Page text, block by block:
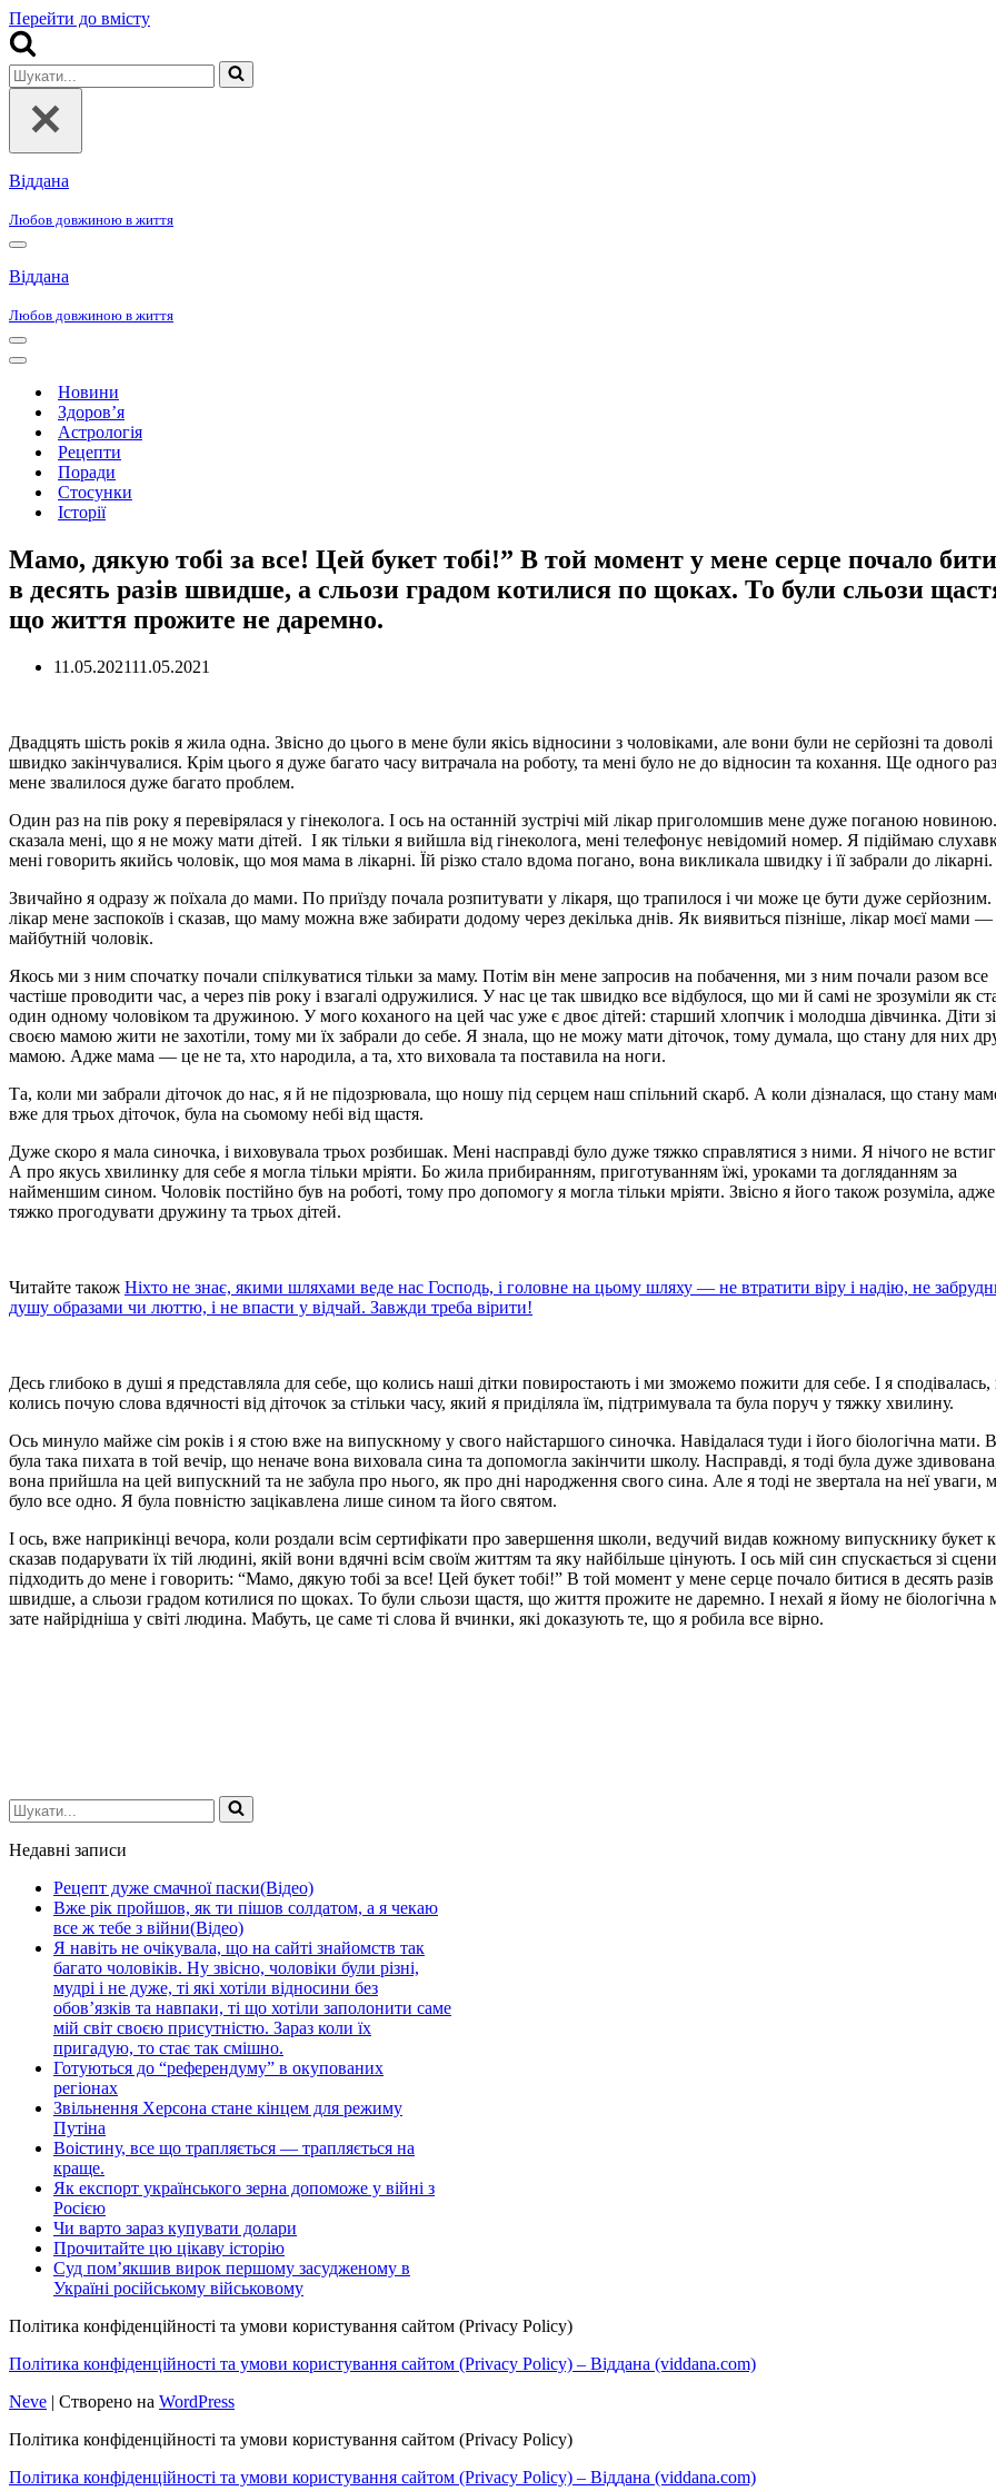
Перейти до вмісту
Шукати...
Віддана
Любов довжиною в життя
Меню
навігації
Віддана
Любов довжиною в життя
Меню
навігації
Меню
навігаціїНовини
Здоров’я
Астрологія
Рецепти
Поради
Стосунки
Історії
Мамо, дякую тобі за все! Цей букет тобі!” В той момент у мене серце почало
в десять разів швидше, а сльози градом котилися по щоках. То були сльози
що життя прожите не даремно.
11.05.202111.05.2021
Двадцять шість років я жила одна. Звісно до цього в мене були якісь відносини з чоловіками, але вони були не серйозні та доволі
швидко закінчувалися. Крім цього я дуже багато часу витрачала на роботу, та мені було не до відносин та кохання. Ще одного
мене звалилося дуже багато проблем.
Один раз на пів року я перевірялася у гінеколога. І ось на останній зустрічі мій лікар приголомшив мене дуже поганою
сказала мені, що я не можу мати дітей. І як тільки я вийшла від гінеколога, мені телефонує невідомий номер. Я підіймаю
мені говорить якийсь чоловік, що моя мама в лікарні. Їй різко стало вдома погано, вона викликала швидку і її забрали до лікарні.
Звичайно я одразу ж поїхала до мами. По приїзду почала розпитувати у лікаря, що трапилося і чи може це бути дуже
лікар мене заспокоїв і сказав, що маму можна вже забирати додому через декілька днів. Як виявиться пізніше, лікар моєї мами —
майбутній чоловік.
Якось ми з ним спочатку почали спілкуватися тільки за маму. Потім він мене запросив на побачення, ми з ним почали разом все
частіше проводити час, а через пів року і взагалі одружилися. У нас це так швидко все відбулося, що ми й самі не зрозуміли як
один одному чоловіком та дружиною. У мого коханого на цей час уже є двоє дітей: старший хлопчик і молодша дівчинка. Діти зі
своєю мамою жити не захотіли, тому ми їх забрали до себе. Я знала, що не можу мати діточок, тому думала, що стану для них
мамою. Адже мама — це не та, хто народила, а та, хто виховала та поставила на ноги.
Та, коли ми забрали діточок до нас, я й не підозрювала, що ношу під серцем наш спільний скарб. А коли дізналася, що стану
вже для трьох діточок, була на сьомому небі від щастя.
Дуже скоро я мала синочка, і виховувала трьох розбишак. Мені насправді було дуже тяжко справлятися з ними. Я нічого не
А про якусь хвилинку для себе я могла тільки мріяти. Бо жила прибиранням, приготуванням їжі, уроками та догляданням за
найменшим сином. Чоловік постійно був на роботі, тому про допомогу я могла тільки мріяти. Звісно я його також розуміла,
тяжко прогодувати дружину та трьох дітей.
Читайте також Ніхто не знає, якими шляхами веде нас Господь, і головне на цьому шляху — не втратити віру і надію, не
душу образами чи люттю, і не впасти у відчай. Завжди треба вірити!
Десь глибоко в душі я представляла для себе, що колись наші дітки повиростають і ми зможемо пожити для себе. І я
колись почую слова вдячності від діточок за стільки часу, який я приділяла їм, підтримувала та була поруч у тяжку хвилину.
Ось минуло майже сім років і я стою вже на випускному у свого найстаршого синочка. Навідалася туди і його біологічна мати.
була така пихата в той вечір, що неначе вона виховала сина та допомогла закінчити школу. Насправді, я тоді була дуже
вона прийшла на цей випускний та не забула про нього, як про дні народження свого сина. Але я тоді не звертала на неї уваги,
було все одно. Я була повністю зацікавлена лише сином та його святом.
І ось, вже наприкінці вечора, коли роздали всім сертифікати про завершення школи, ведучий видав кожному випускнику букет
сказав подарувати їх тій людині, якій вони вдячні всім своїм життям та яку найбільше цінують. І ось мій син спускається зі
підходить до мене і говорить: “Мамо, дякую тобі за все! Цей букет тобі!” В той момент у мене серце почало битися в десять разів
швидше, а сльози градом котилися по щоках. То були сльози щастя, що життя прожите не даремно. І нехай я йому не біологічна
зате найрідніша у світі людина. Мабуть, це саме ті слова й вчинки, які доказують те, що я робила все вірно.
Шукати...
Недавні записи
Рецепт дуже смачної паски(Відео)
Вже рік пройшов, як ти пішов солдатом, а я чекаю
все ж тебе з війни(Відео)
Я навіть не очікувала, що на сайті знайомств так
багато чоловіків. Ну звісно, чоловіки були різні,
мудрі і не дуже, ті які хотіли відносини без
обов’язків та навпаки, ті що хотіли заполонити саме
мій світ своєю присутністю. Зараз коли їх
пригадую, то стає так смішно.
Готуються до “референдуму” в окупованих
регіонах
Звільнення Херсона стане кінцем для режиму
Путіна
Воістину, все що трапляється — трапляється на
краще.
Як експорт українського зерна допоможе у війні з
Росією
Чи варто зараз купувати долари
Прочитайте цю цікаву історію
Суд пом’якшив вирок першому засудженому в
Україні російському військовому
Політика конфіденційності та умови користування сайтом (Privacy Policy)
Політика конфіденційності та умови користування сайтом (Privacy Policy) – Віддана (viddana.com)
Neve | Створено на WordPress
Політика конфіденційності та умови користування сайтом (Privacy Policy)
Політика конфіденційності та умови користування сайтом (Privacy Policy) – Віддана (viddana.com)